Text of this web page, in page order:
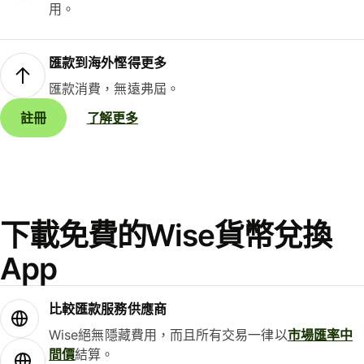
用。
匯款到海外慳得更多
匯款消費，無遠弗屆。
註冊
了解更多
下載免費的Wise貨幣兌換
App
比較匯款服務供應商
Wise絕無隱藏費用，而且所有交易一律以市場匯率中
間價結算。